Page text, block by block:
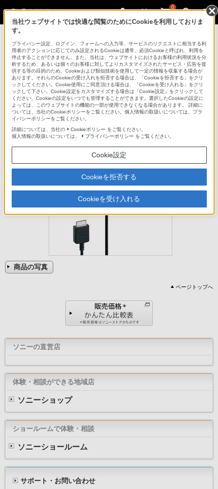
0
ポータブルオーディオプレーヤー ウォークマ
ン
DCC-NWC1
車内で“ウォークマン”を充電
カーコネクティングケーブル
DCC-NWC1
生産完了
商品の写真
ページトップへ
ソニーの直営店
体験・相談ができる地域店
ソニーショップ
ショールームで体験・相談
ソニーショールーム
サポート・お問い合わせ
当社ウェブサイトでは快適な閲覧のためにCookieを利用しておりま
す。
プライバシー設定、ログイン、フォームへの入力等、サービスのリクエストに相当する利
用者のアクションに応じてのみ設定されるCookieは通常、必須Cookieと呼ばれ、利用を
停止することができません。また、当社は、ウェブサイトにおけるお客様の利用状況を分
析するため、あるいは個々のお客様に対してよりカスタマイズされたサービス・広告を提
供する等の目的のため、Cookieおよび類似技術を使用して一定の情報を収集する場合が
あります。それらのCookieの受け入れを拒否する場合は、「Cookieを拒否する」をクリ
ックしてください。Cookie使用にご同意頂ける場合は、「Cookieを受け入れる」をクリ
ックして下さい。Cookie設定をカスタマイズする場合は「Cookie設定」をクリックして
ください。Cookieの設定をいつでも管理することができます。選択したCookieの設定に
よっては、このウェブサイトの機能の一部が使用できなくなる場合があります。 詳細に
ついては、当社のCookieポリシーをご覧ください。個人情報の取扱いについては、プラ
イバシーポリシーをご覧ください。
詳細については、当社の
Cookieポリシー をご覧ください。
個人情報の取扱いについては、
プライバシーポリシー をご覧ください。
Cookie設定
Cookieを拒否する
Cookieを受け入れる